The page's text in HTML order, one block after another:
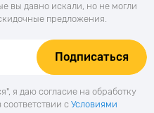
вы давно искали, но не могли
предложения.
Подписаться
я даю согласие на обработку
с Условиями